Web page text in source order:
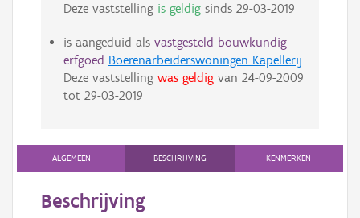
Deze vaststelling is geldigsinds 29-03-2019
is aangeduid als vastgesteld bouwkundig
erfgoed Boerenarbeiderswoningen Kapellerij
Deze vaststelling was geldigvan 24-09-2009
tot 29-03-2019
ALGEMEEN BESCHRIJVING KENMERKEN
Beschrijving